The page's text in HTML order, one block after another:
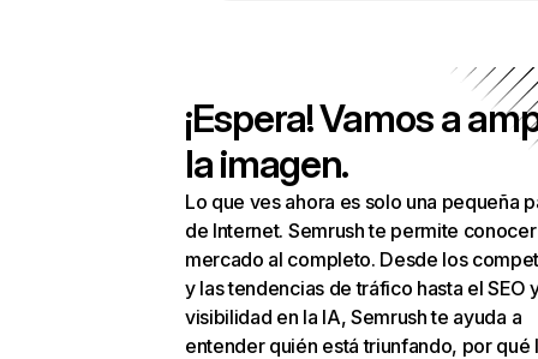
¡Espera! Vamos a
la imagen.
Lo que ves ahora es solo una pequeña
de Internet. Semrush te permite
mercado al completo. Desde los
y las tendencias de tráfico hasta el SEO
visibilidad en la IA, Semrush te ayuda a
entender quién está triunfando, por qué